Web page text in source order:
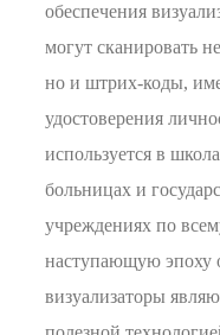
обеспечения
могут сканировать
но и штрих-коды,
удостоверения
используется в
больницах и
учреждениях по
наступающую эпоху
визуализаторы